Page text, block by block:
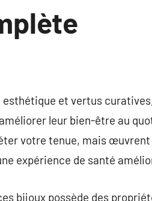
et vertus
leur bien-être au
votre tenue, mais
expérience de santé
bijoux possède des